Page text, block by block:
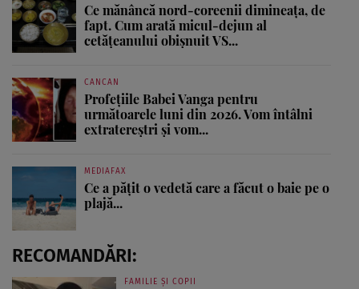
Ce mănâncă nord-coreenii dimineața, de
fapt. Cum arată micul-dejun al
cetățeanului obișnuit VS...
CANCAN
Profețiile Babei Vanga pentru
următoarele luni din 2026. Vom întâlni
extratereștri și vom...
MEDIAFAX
Ce a pățit o vedetă care a făcut o baie pe o
plajă...
RECOMANDĂRI:
FAMILIE ȘI COPII